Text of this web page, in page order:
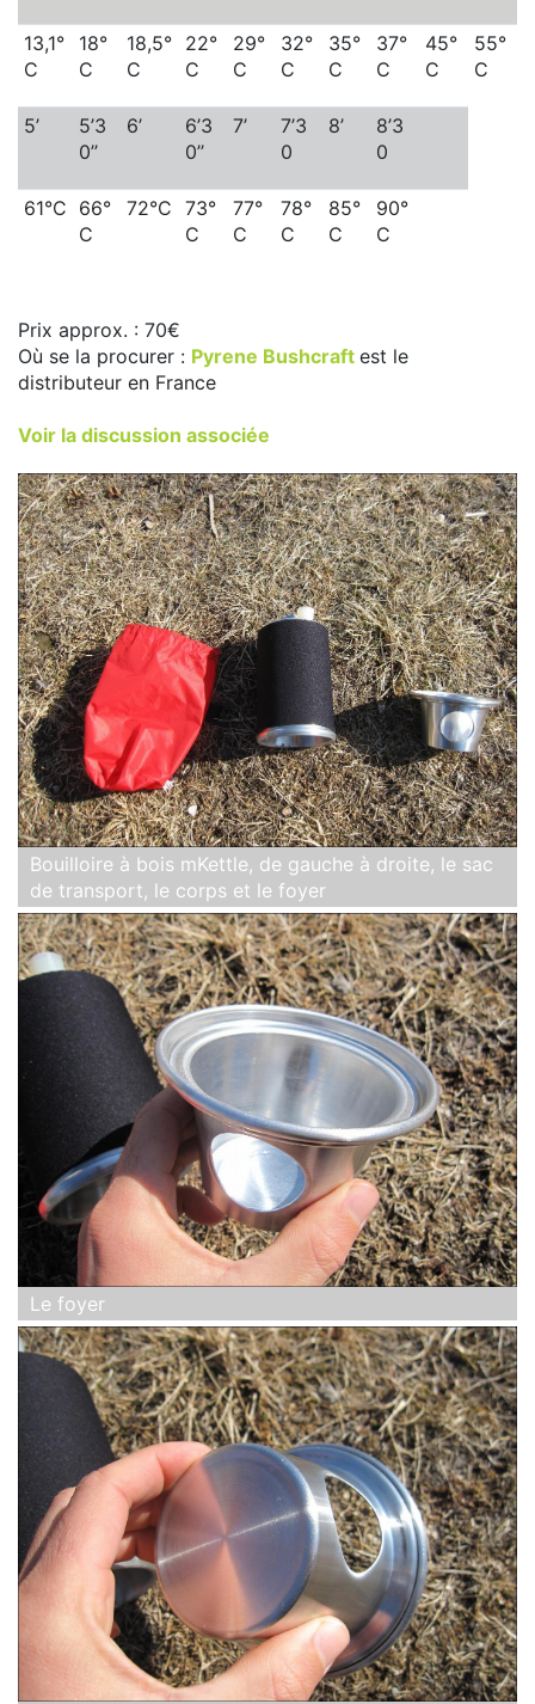
13,1°
C
18°
C
18,5°
C
22°
C
29°
C
32°
C
35°
C
37°
C
45°
C
55°
C
5’
5’3
0’’
6’
6’3
0’’
7’
7’3
0
8’
8’3
0
61°C 66°
C
72°C 73°
C
77°
C
78°
C
85°
C
90°
C
Prix approx. : 70€
Où se la procurer : Pyrene Bushcraft est le
distributeur en France
Voir la discussion associée
Bouilloire à bois mKettle, de gauche à droite, le sac
de transport, le corps et le foyer
Le foyer